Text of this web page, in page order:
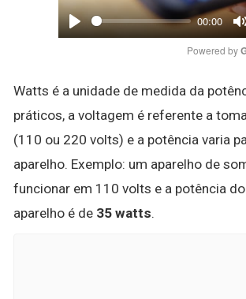
Play
00:00
Powered by
Watts é a unidade de medida da
práticos, a voltagem é referente a
(110 ou 220 volts) e a potência varia
aparelho. Exemplo: um aparelho de
funcionar em 110 volts e a potência
aparelho é de 35 watts.